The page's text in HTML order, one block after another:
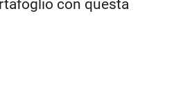
con questa